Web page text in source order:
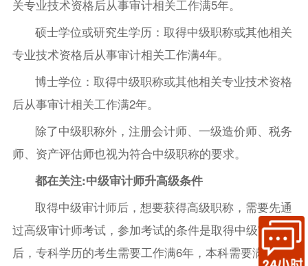
关专业技术资格后从事审计相关工作满5年。
硕士学位或研究生学历：取得中级职称或其他相关
专业技术资格后从事审计相关工作满4年。
博士学位：取得中级职称或其他相关专业技术资格
后从事审计相关工作满2年。
除了中级职称外，注册会计师、一级造价师、税务
师、资产评估师也视为符合中级职称的要求。
都在关注:中级审计师升高级条件
取得中级审计师后，想要获得高级职称，需要先通
过高级审计师考试，参加考试的条件是取得中级审计师
后，专科学历的考生需要工作满6年，本科需要满5年，